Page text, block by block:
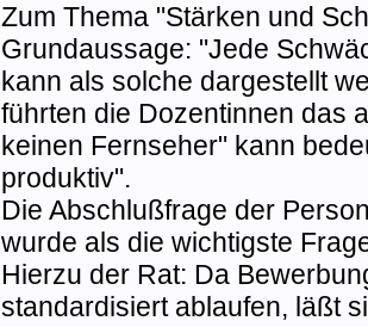
Zum Thema "Stärken und
Grundaussage: "Jede
kann als solche dargestellt
führten die Dozentinnen das
keinen Fernseher" kann
produktiv".
Die Abschlußfrage der
wurde als die wichtigste
Hierzu der Rat: Da
standardisiert ablaufen, läßt